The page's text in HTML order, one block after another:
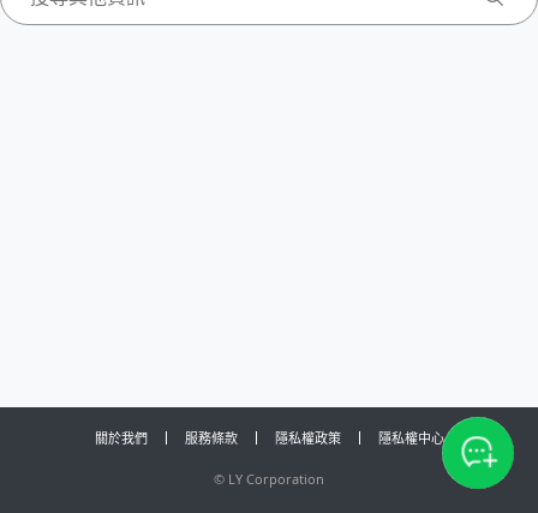
關於我們 服務條款 隱私權政策 隱私權中心
© LY Corporation